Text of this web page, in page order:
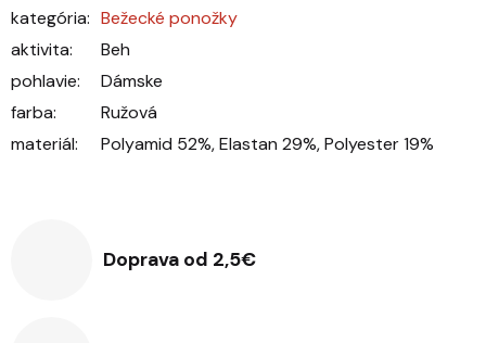
kategória: Bežecké ponožky
aktivita:
Beh
pohlavie:
Dámske
farba:
Ružová
materiál: Polyamid 52%, Elastan 29%, Polyester 19%
Doprava od 2,5€